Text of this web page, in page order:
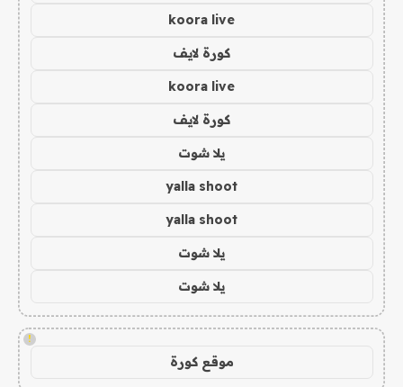
koora live
كورة لايف
koora live
كورة لايف
يلا شوت
yalla shoot
yalla shoot
يلا شوت
يلا شوت
!
موقع كورة